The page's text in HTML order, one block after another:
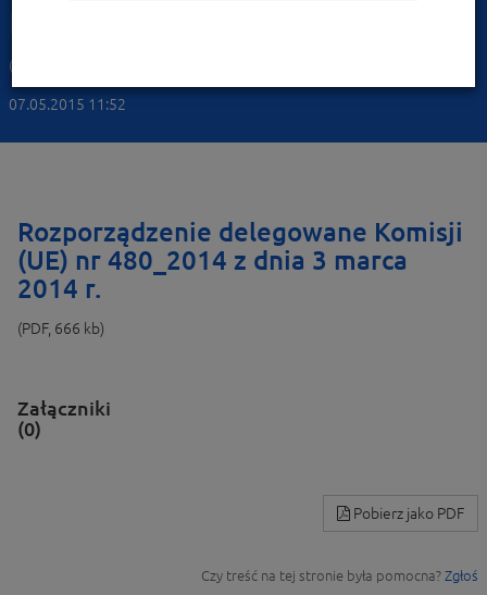
(PDF, 666 kb)
07.05.2015 11:52
Rozporządzenie delegowane Komisji
(UE) nr 480_2014 z dnia 3 marca
2014 r.
(PDF, 666 kb)
Załączniki
(0)
Pobierz jako PDF
Czy treść na tej stronie była pomocna? Zgłoś